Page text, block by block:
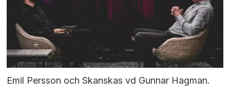
Emil Persson och Skanskas vd Gunnar Hagman.